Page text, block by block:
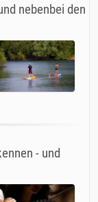
nebenbei den
- und